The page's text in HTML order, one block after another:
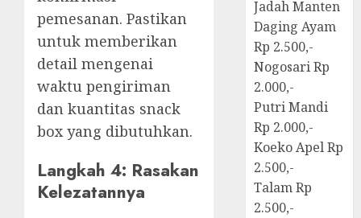
pemesanan. Pastikan
untuk memberikan
detail mengenai
waktu pengiriman
dan kuantitas snack
box yang dibutuhkan.
Langkah 4: Rasakan
Kelezatannya
Jadah Manten
Daging Ayam
Rp 2.500,-
Nogosari Rp
2.000,-
Putri Mandi
Rp 2.000,-
Koeko Apel Rp
2.500,-
Talam Rp
2.500,-